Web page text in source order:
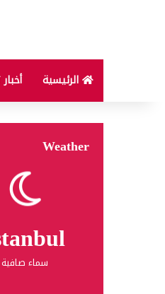
الرئيسية
Weather
سماء صافية